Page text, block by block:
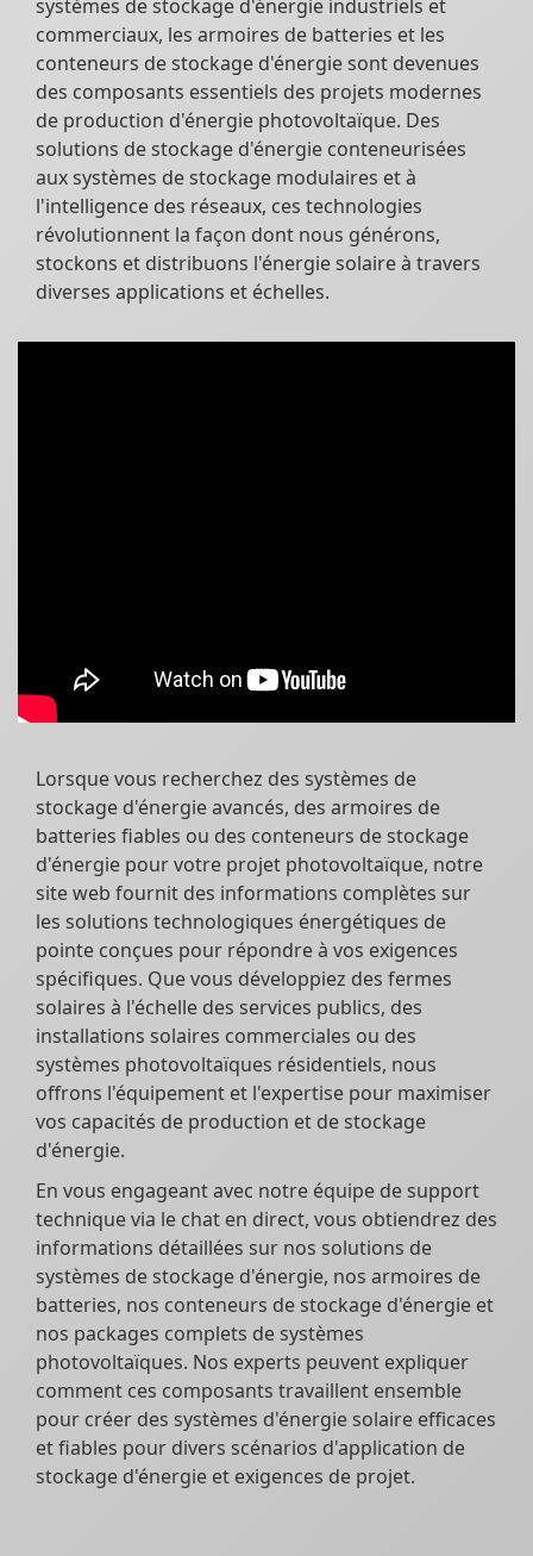
systèmes de stockage d'énergie industriels et
commerciaux, les armoires de batteries et les
conteneurs de stockage d'énergie sont devenues
des composants essentiels des projets modernes
de production d'énergie photovoltaïque. Des
solutions de stockage d'énergie conteneurisées
aux systèmes de stockage modulaires et à
l'intelligence des réseaux, ces technologies
révolutionnent la façon dont nous générons,
stockons et distribuons l'énergie solaire à travers
diverses applications et échelles.
Lorsque vous recherchez des systèmes de
stockage d'énergie avancés, des armoires de
batteries fiables ou des conteneurs de stockage
d'énergie pour votre projet photovoltaïque, notre
site web fournit des informations complètes sur
les solutions technologiques énergétiques de
pointe conçues pour répondre à vos exigences
spécifiques. Que vous développiez des fermes
solaires à l'échelle des services publics, des
installations solaires commerciales ou des
systèmes photovoltaïques résidentiels, nous
offrons l'équipement et l'expertise pour maximiser
vos capacités de production et de stockage
d'énergie.
En vous engageant avec notre équipe de support
technique via le chat en direct, vous obtiendrez des
informations détaillées sur nos solutions de
systèmes de stockage d'énergie, nos armoires de
batteries, nos conteneurs de stockage d'énergie et
nos packages complets de systèmes
photovoltaïques. Nos experts peuvent expliquer
comment ces composants travaillent ensemble
pour créer des systèmes d'énergie solaire efficaces
et fiables pour divers scénarios d'application de
stockage d'énergie et exigences de projet.